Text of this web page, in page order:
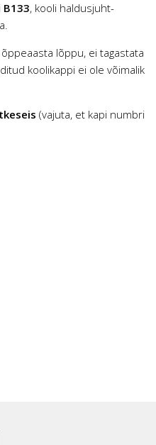
B133, kooli haldusjuht-
lõppu, ei tagastata
koolikappi ei ole võimalik
(vajuta, et kapi numbri